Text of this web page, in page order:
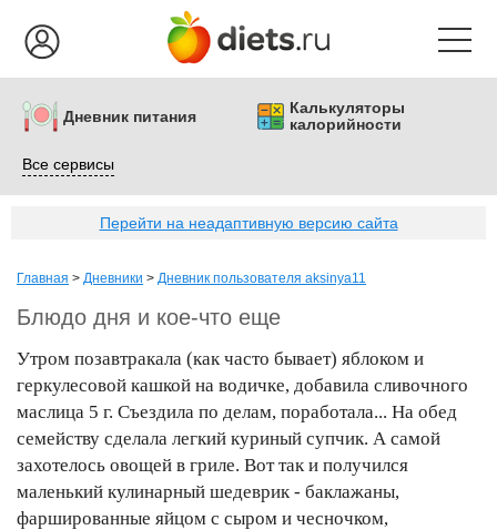
Дневник питания
Калькуляторы
калорийности
Все сервисы
Перейти на неадаптивную версию сайта
Главная > Дневники > Дневник пользователя aksinya11
Блюдо дня и кое-что еще
Утром позавтракала (как часто бывает) яблоком и
геркулесовой кашкой на водичке, добавила сливочного
маслица 5 г. Съездила по делам, поработала... На обед
семейству сделала легкий куриный супчик. А самой
захотелось овощей в гриле. Вот так и получился
маленький кулинарный шедеврик - баклажаны,
фаршированные яйцом с сыром и чесночком,